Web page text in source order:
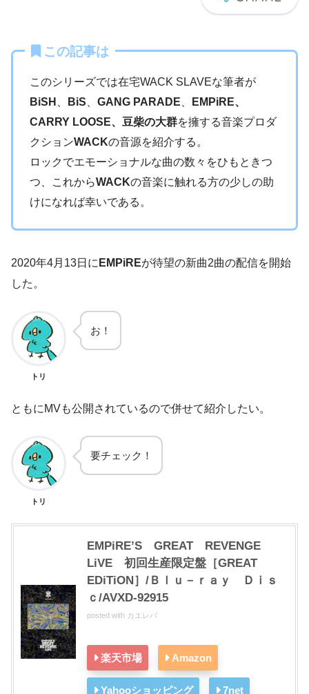
この記事は
このシリーズでは在宅WACK SLAVEな筆者が
BiSH
BiS GANG PARADE
EMPiRE、
CARRY LOOSE、豆柴の大群を擁する音楽プロダ
クションWACKの音源を紹介する。
ロックでエモーショナルな曲の数々をひもときつ
つ、これからWACKの音楽に触れる方の少しの助
けになれば幸いである。
2020年4月13日に EMPiREが待望の新曲2曲の配信を開始
した。
トリ
お！
ともにMVも公開されているので併せて紹介したい。
トリ
要チェック！
EMPiRE’S GREAT REVENGE
LiVE 初回生産限定盤［GREAT
EDiTiON］/Ｂｌｕ－ｒａｙ Ｄｉｓ
ｃ/AVXD-92915
posted with カエレバ
楽天市場 Amazon
Yahooショッピング 7net